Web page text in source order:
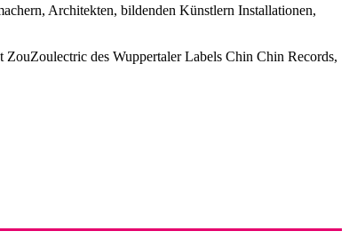
Architekten, bildenden Künstlern Installationen,
des Wuppertaler Labels Chin Chin Records,